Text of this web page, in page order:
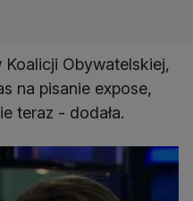
Koalicji Obywatelskiej,
na pisanie expose,
teraz - dodała.